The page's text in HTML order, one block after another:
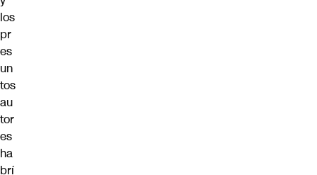
los
pr
es
un
tos
au
tor
es
ha
brí